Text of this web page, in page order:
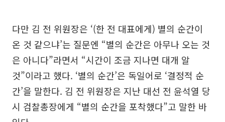
다만 김 전 위원장은 ‘(한 전 대표에게) 별의 순간이
온 것 같으냐’는 질문엔 “별의 순간은 아무나 오는 것
은 아니다”라면서 “시간이 조금 지나면 대개 알
것”이라고 했다. ‘별의 순간’은 독일어로 ‘결정적 순
간’을 말한다. 김 전 위원장은 지난 대선 전 윤석열 당
시 검찰총장에게 “별의 순간을 포착했다”고 말한 바